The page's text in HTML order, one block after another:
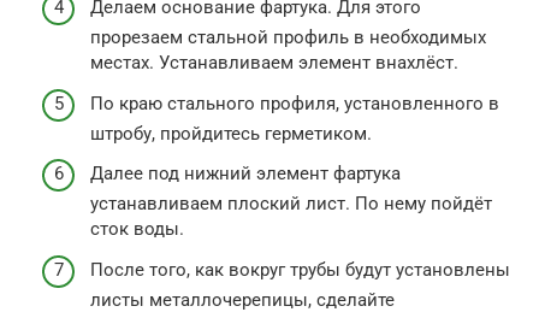
Делаем основание фартука. Для этого
прорезаем стальной профиль в необходимых
местах. Устанавливаем элемент внахлёст.
По краю стального профиля, установленного в
штробу, пройдитесь герметиком.
Далее под нижний элемент фартука
устанавливаем плоский лист. По нему пойдёт
сток воды.
После того, как вокруг трубы будут установлены
листы металлочерепицы, сделайте